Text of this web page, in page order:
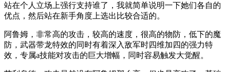
站在个人立场上强行支持谁了，我就简单说明一下她们各自的
优点，然后站在新手角度上选出比较合适的。
阿鲁姆，非常高的攻击，较高的速度，很高的物防，低下的魔
防，武器带龙特效的同时有着深入敌军时四维加四的强力特
效，专属a技能对攻击的巨大增幅，同时容易触发大觉醒。